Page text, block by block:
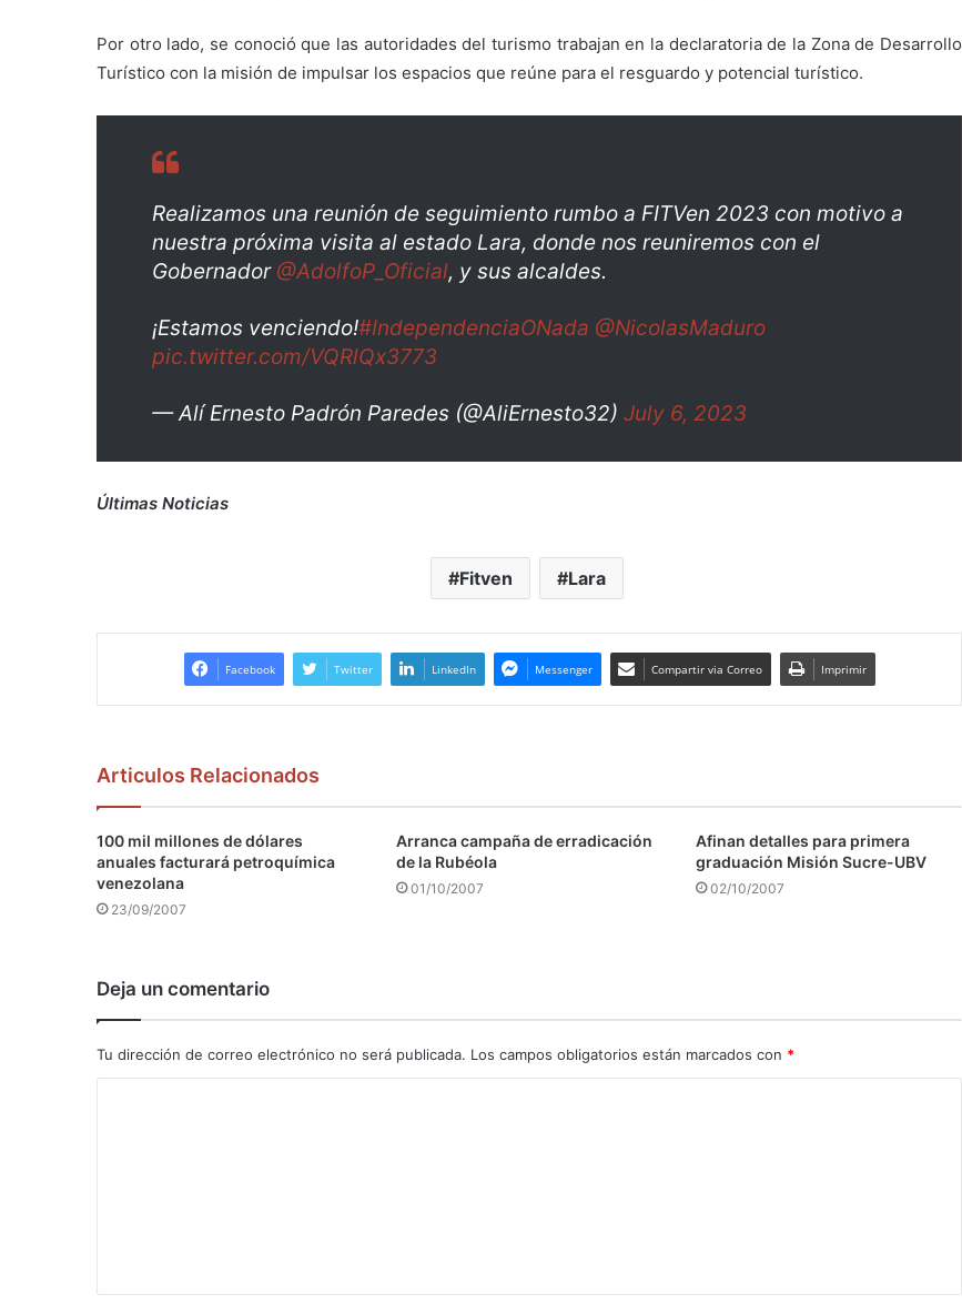
Por otro lado, se conoció que las autoridades del turismo trabajan en la declaratoria de la Zona de Desarrollo
Turístico con la misión de impulsar los espacios que reúne para el resguardo y potencial turístico.
Realizamos una reunión de seguimiento rumbo a FITVen 2023 con motivo a
nuestra próxima visita al estado Lara, donde nos reuniremos con el
Gobernador @AdolfoP_Oficial, y sus alcaldes.
¡Estamos venciendo!#IndependenciaONada @NicolasMaduro
pic.twitter.com/VQRlQx3773
— Alí Ernesto Padrón Paredes (@AliErnesto32) July 6, 2023
Últimas Noticias
Fitven Lara
Facebook Twitter LinkedIn Messenger Compartir via Correo Imprimir
Articulos Relacionados
100 mil millones de dólares
anuales facturará petroquímica
venezolana
23/09/2007
Arranca campaña de erradicación
de la Rubéola
01/10/2007
Afinan detalles para primera
graduación Misión Sucre-UBV
02/10/2007
Deja un comentario
Tu dirección de correo electrónico no será publicada. Los campos obligatorios están marcados con *
a